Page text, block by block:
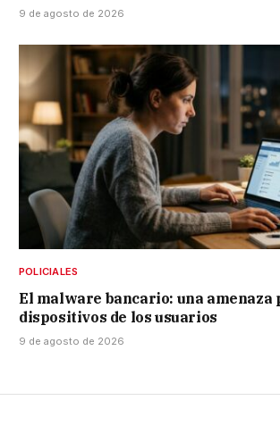
9 de agosto de 2026
POLICIALES
El malware bancario: una amenaza
dispositivos de los usuarios
9 de agosto de 2026